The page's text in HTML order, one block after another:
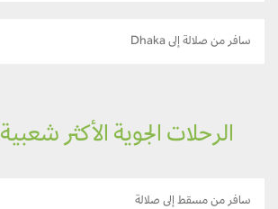
سافر من صلالة إلى Dhaka
الرحلات الجوية الأكثر شعبية
سافر من مسقط إلى صلالة